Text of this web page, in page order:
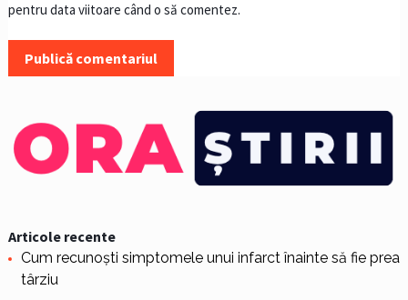
pentru data viitoare când o să comentez.
Articole recente
Cum recunoști simptomele unui infarct înainte să fie prea
târziu